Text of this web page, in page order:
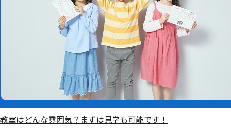
教室はどんな雰囲気？まずは見学も可能です！